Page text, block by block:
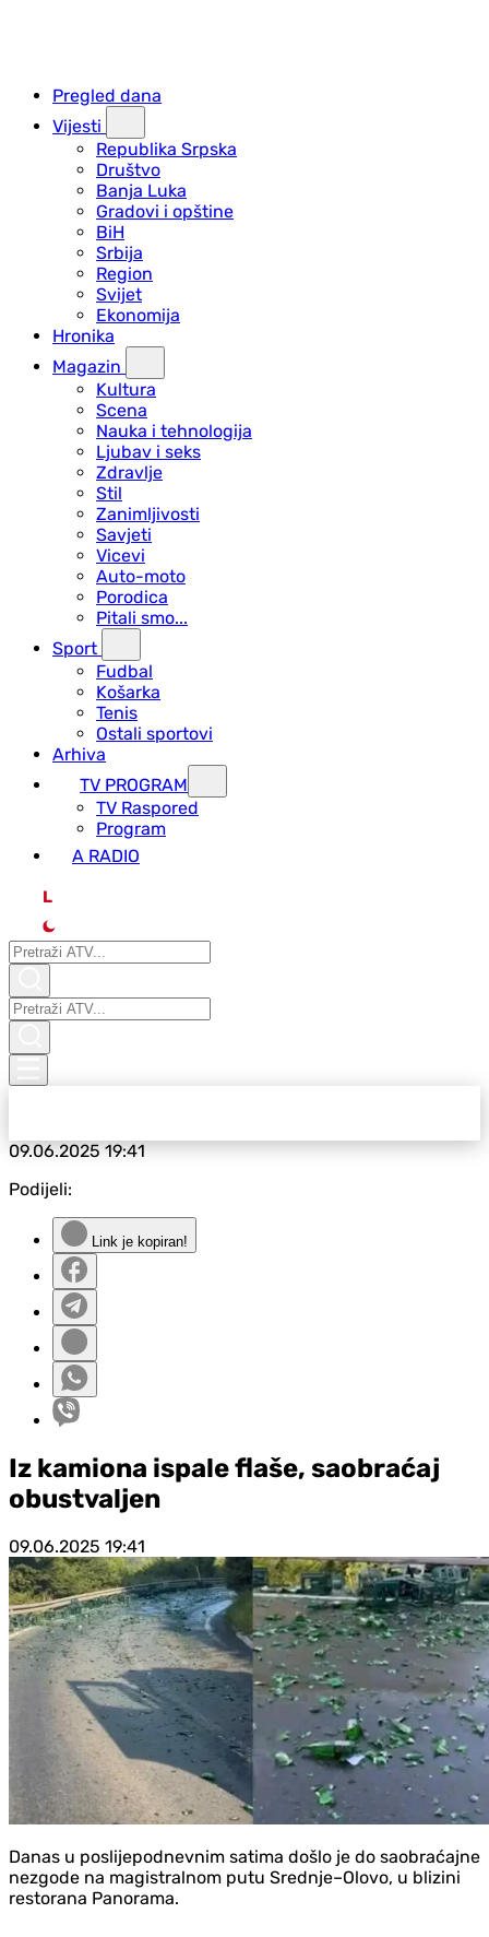
Pregled dana
Vijesti
Republika Srpska
Društvo
Banja Luka
Gradovi i opštine
BiH
Srbija
Region
Svijet
Ekonomija
Hronika
Magazin
Kultura
Scena
Nauka i tehnologija
Ljubav i seks
Zdravlje
Stil
Zanimljivosti
Savjeti
Vicevi
Auto-moto
Porodica
Pitali smo...
Sport
Fudbal
Košarka
Tenis
Ostali sportovi
Arhiva
TV PROGRAM
ТV Raspored
Program
A RADIO
L
09.06.202519:41
Podijeli:
Link je kopiran!
Iz kamiona ispale flaše, saobraćaj
obustvaljen
09.06.2025 19:41
Danas u poslijepodnevnim satima došlo je do saobraćajne
nezgode na magistralnom putu Srednje–Olovo, u blizini
restorana Panorama.